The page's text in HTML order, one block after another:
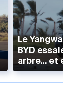
Le
BYD
arbre… et